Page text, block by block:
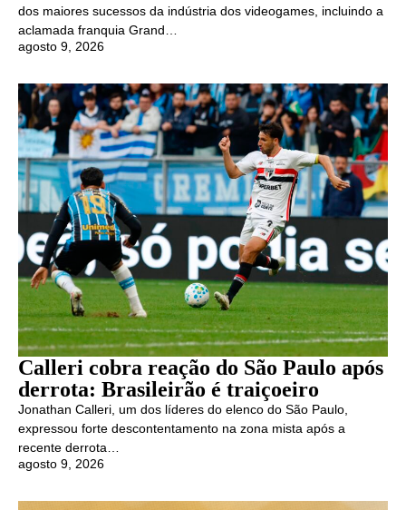
dos maiores sucessos da indústria dos videogames, incluindo a
aclamada franquia Grand…
agosto 9, 2026
Calleri cobra reação do São Paulo após
derrota: Brasileirão é traiçoeiro
Jonathan Calleri, um dos líderes do elenco do São Paulo,
expressou forte descontentamento na zona mista após a
recente derrota…
agosto 9, 2026